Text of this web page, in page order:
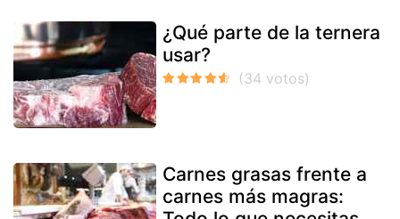
¿Qué parte de la ternera
usar?
Carnes grasas frente a
carnes más magras: